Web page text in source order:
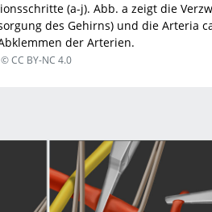
(a-j). Abb. a zeigt die
des Gehirns) und die Arteria
der Arterien.
© CC BY-NC 4.0